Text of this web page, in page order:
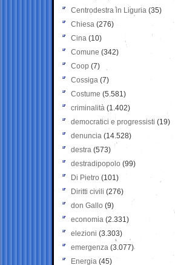
Centrodestra in Liguria (35)
Chiesa (276)
Cina (10)
Comune (342)
Coop (7)
Cossiga (7)
Costume (5.581)
criminalità (1.402)
democratici e progressisti (19)
denuncia (14.528)
destra (573)
destradipopolo (99)
Di Pietro (101)
Diritti civili (276)
don Gallo (9)
economia (2.331)
elezioni (3.303)
emergenza (3.077)
Energia (45)